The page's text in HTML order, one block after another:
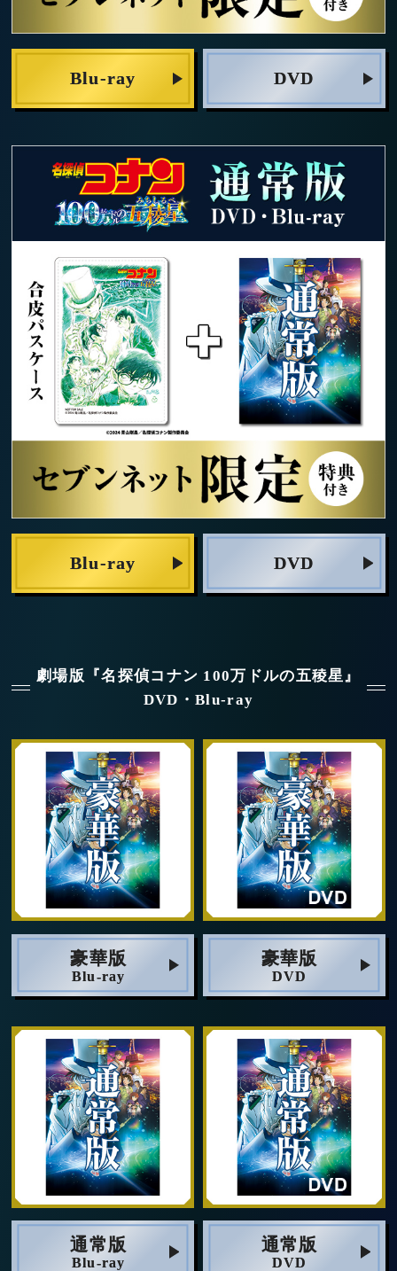
Blu-ray DVD
Blu-ray DVD
劇場版『名探偵コナン 100万ドルの五稜星』
DVD・Blu-ray
豪華版
Blu-ray
豪華版
DVD
通常版
Blu-ray
通常版
DVD